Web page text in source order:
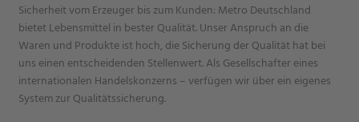
Sicherheit vom Erzeuger bis zum Kunden: Metro Deutschland
bietet Lebensmittel in bester Qualität. Unser Anspruch an die
Waren und Produkte ist hoch, die Sicherung der Qualität hat bei
uns einen entscheidenden Stellenwert. Als Gesellschafter eines
internationalen Handelskonzerns – verfügen wir über ein eigenes
System zur Qualitätssicherung.